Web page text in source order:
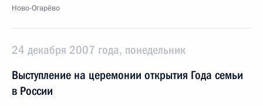
Ново-Огарёво
24 декабря 2007 года, понедельник
Выступление на церемонии открытия Года семьи
в России